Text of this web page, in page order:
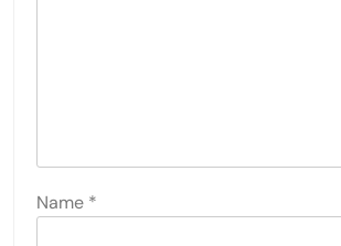
Name *